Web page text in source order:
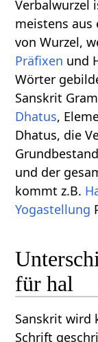
Verbalwurzel
meistens aus
von Wurzel,
Präfixen und
Wörter
Sanskrit
Dhatus,
Dhatus, die
und der
kommt z.B.
Yogastellung
für hal
Sanskrit wird
Schrift